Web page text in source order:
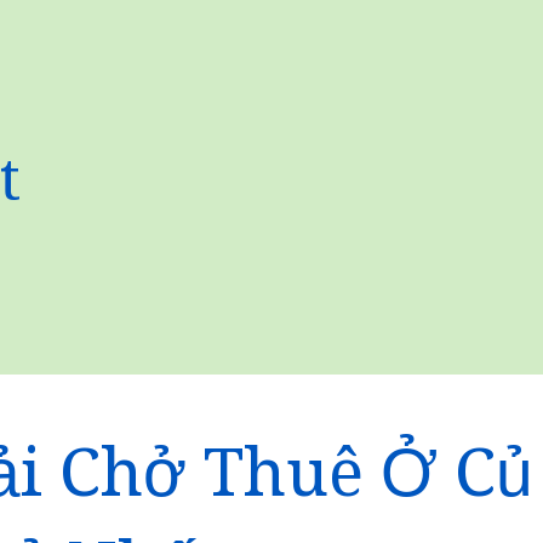
Chở Thuê Ở Củ